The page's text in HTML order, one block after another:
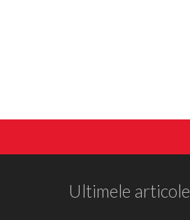
Ultimele articole